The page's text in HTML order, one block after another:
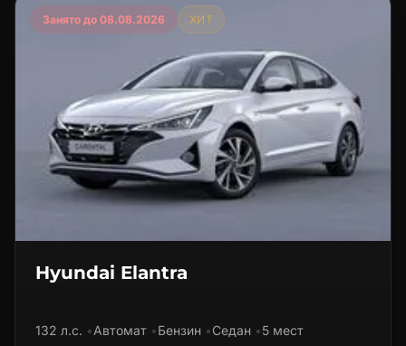
Занято до 08.08.2026 ХИТ
Hyundai Elantra
132 л.с. Автомат Бензин Седан 5 мест